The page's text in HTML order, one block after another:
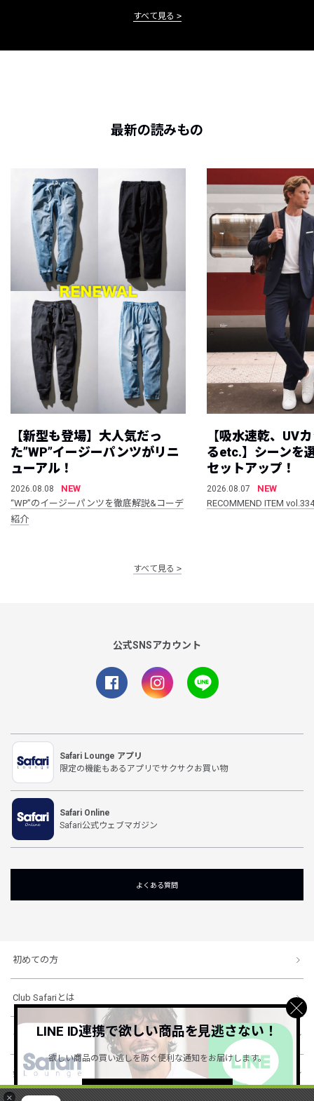
×
すべて見る
最新の読みもの
【新型も登場】大人気だっ
た”WP”イージーパンツがリニ
ューアル！
2026.08.08
NEW
“WP”のイージーパンツを徹底解説&コーデ
紹介
【吸水速乾、UV
るetc.】シーンを
セットアップ！
2026.08.07
NEW
RECOMMEND ITEM vol.334
すべて見る
公式SNSアカウント
Safari Lounge アプリ
限定の機能もあるアプリでサクサクお買い物
Safari Online
Safari公式ウェブマガジン
よくある質問
初めての方
Club Safariとは
ショッピングガイド
会社概要・規約
LINE ID連携で欲しい商品を見逃さない！
欲しい商品の買い逃しを防ぐ便利な通知をお届けします。
詳しくはこちら ＞